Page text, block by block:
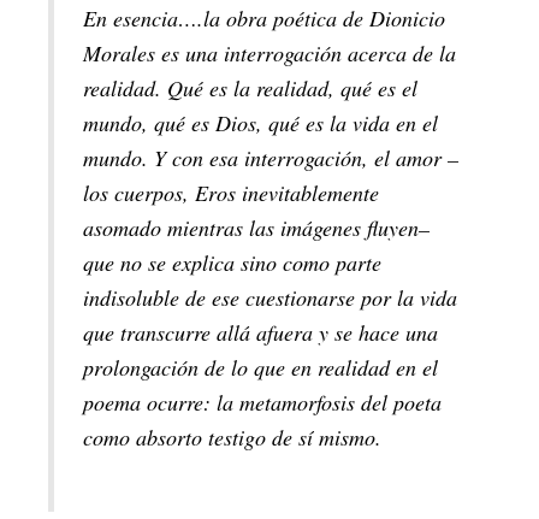
En esencia….la obra poética de Dionicio
Morales es una interrogación acerca de la
realidad. Qué es la realidad, qué es el
mundo, qué es Dios, qué es la vida en el
mundo. Y con esa interrogación, el amor –
los cuerpos, Eros inevitablemente
asomado mientras las imágenes fluyen–
que no se explica sino como parte
indisoluble de ese cuestionarse por la vida
que transcurre allá afuera y se hace una
prolongación de lo que en realidad en el
poema ocurre: la metamorfosis del poeta
como absorto testigo de sí mismo.